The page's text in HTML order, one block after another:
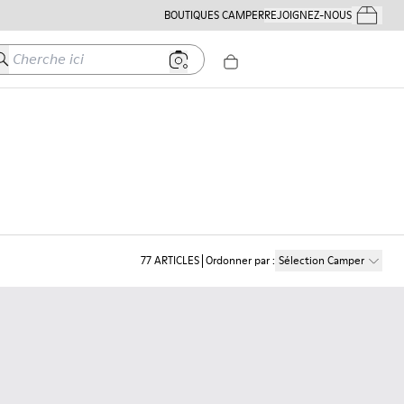
BOUTIQUES CAMPERREJOIGNEZ-NOUSMes
ici
77ARTICLES Ordonner par: Sélection Camper